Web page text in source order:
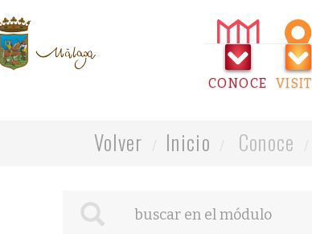
CONOCE
Volver Inicio Conoce